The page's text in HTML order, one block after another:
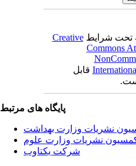
تحت شرایطCreative
Commons
قابل
پایگاه های مرتبط
نشریات وزارت بهداشت
نشریات وزارت علوم
شرکت یکتاوب